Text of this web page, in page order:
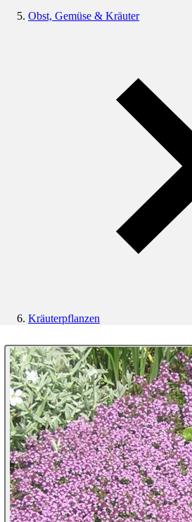
Obst, Gemüse & Kräuter
Kräuterpflanzen